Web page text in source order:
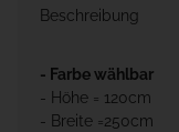
Beschreibung
- Farbe wählbar
- Höhe = 120cm
- Breite =250cm